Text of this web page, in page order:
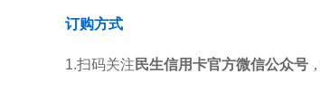
订购方式
1.扫码关注 民生信用卡官方微信公众号